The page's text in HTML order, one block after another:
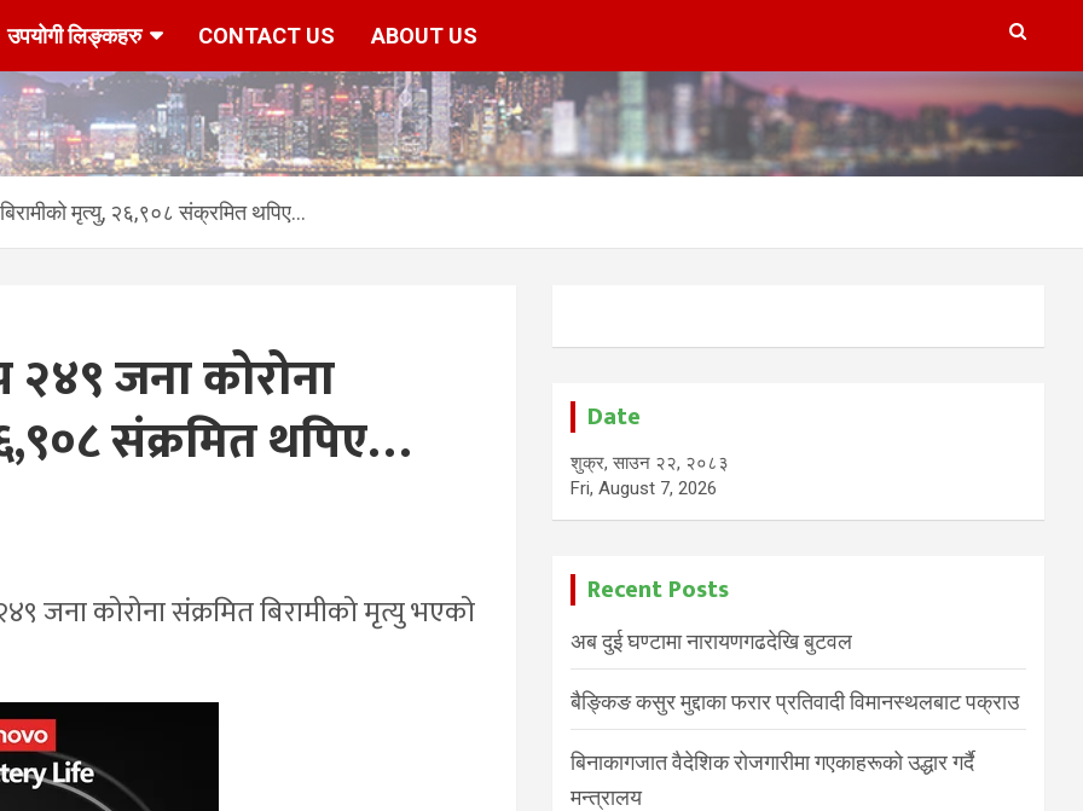
उपयोगी लिङ्कहरु CONTACT US ABOUT US
मृत्यु, २६,९०८ संक्रमित थपिए…
जना कोरोना
संक्रमित थपिए…
जना कोरोना संक्रमित बिरामीको मृत्यु भएको
Date
शुक्र, साउन २२, २०८३
Fri, August 7, 2026
Recent Posts
अब दुई घण्टामा नारायणगढदेखि बुटवल
बैङ्किङ कसुर मुद्दाका फरार प्रतिवादी विमानस्थलबाट पक्राउ
बिनाकागजात वैदेशिक रोजगारीमा गएकाहरूको उद्धार गर्दै
मन्त्रालय